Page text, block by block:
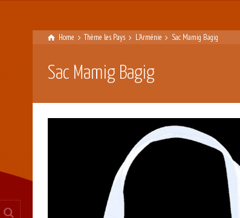
Home Thème les Pays L'Arménie Sac Mamig Bagig
Sac Mamig Bagig